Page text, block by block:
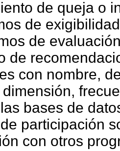
de queja o
de
de
de
con nombre,
bases de
participación
con otros